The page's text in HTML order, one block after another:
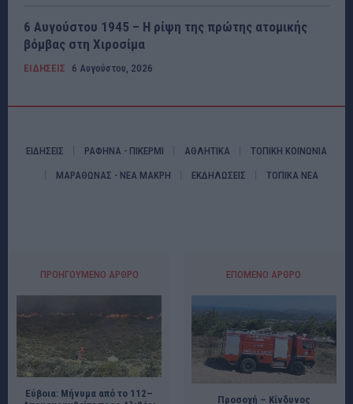
6 Αυγούστου 1945 – Η ρίψη της πρώτης ατομικής
βόμβας στη Χιροσίμα
ΕΙΔΗΣΕΙΣ 6 Αυγούστου, 2026
ΕΙΔΗΣΕΙΣ ΡΑΦΗΝΑ - ΠΙΚΕΡΜΙ ΑΘΛΗΤΙΚΑ ΤΟΠΙΚΗ ΚΟΙΝΩΝΙΑ
ΜΑΡΑΘΩΝΑΣ - ΝΕΑ ΜΑΚΡΗ ΕΚΔΗΛΩΣΕΙΣ ΤΟΠΙΚΑ ΝΕΑ
ΠΡΟΗΓΟΎΜΕΝΟ ΆΡΘΡΟ
Εύβοια: Μήνυμα από το 112–
ΕΠΌΜΕΝΟ ΆΡΘΡΟ
Προσοχή – Κίνδυνος